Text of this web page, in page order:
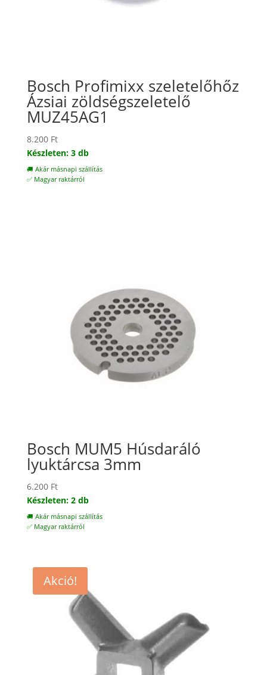
Bosch Profimixx szeletelőhőz
Ázsiai zöldségszeletelő
MUZ45AG1
8.200 Ft
Készleten: 3 db
🚚 Akár másnapi szállítás
✅ Magyar raktárról
Bosch MUM5 Húsdaráló
lyuktárcsa 3mm
6.200 Ft
Készleten: 2 db
🚚 Akár másnapi szállítás
✅ Magyar raktárról
Akció!